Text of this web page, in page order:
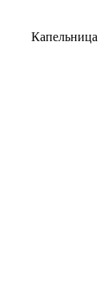
Капельница